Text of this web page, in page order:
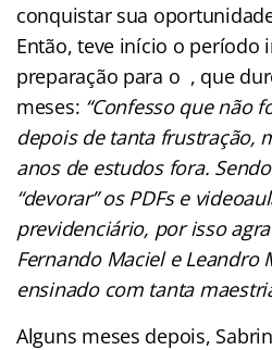
conquistar sua
Então, teve início o período
preparação para o , que
meses: “Confesso que não
depois de tanta frustração,
anos de estudos fora.
“devorar” os PDFs e
previdenciário, por isso
Fernando Maciel e Leandro
ensinado com tanta
Alguns meses depois,